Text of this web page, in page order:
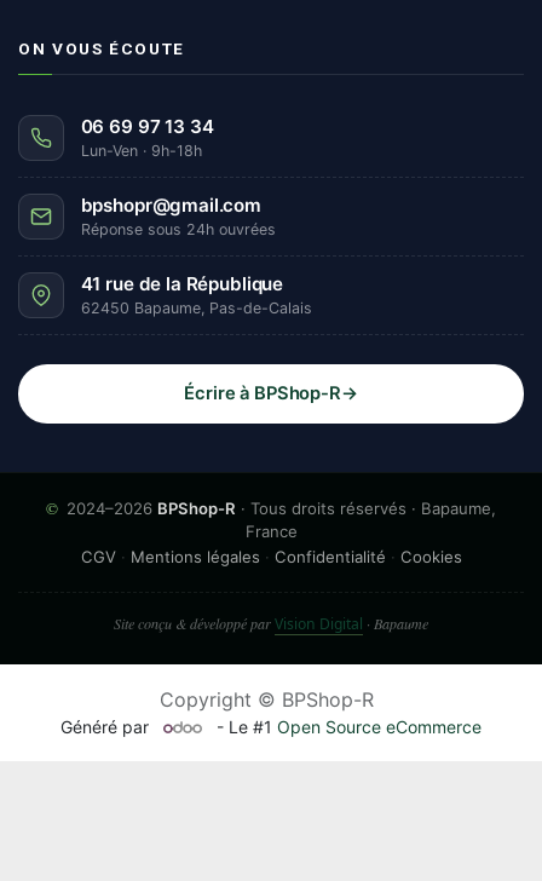
ON VOUS ÉCOUTE
06 69 97 13 34
Lun-Ven · 9h-18h
bpshopr@gmail.com
Réponse sous 24h ouvrées
41 rue de la République
62450 Bapaume, Pas-de-Calais
Écrire à BPShop-R→
© 2024–2026 BPShop-R · Tous droits réservés · Bapaume,
France
CGV · Mentions légales · Confidentialité · Cookies
Site conçu & développé parVision Digital · Bapaume
Copyright © BPShop-R
Généré par - Le #1Open Source eCommerce